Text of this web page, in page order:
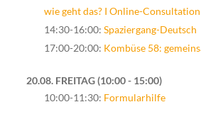
wie geht das? I Online-
14:30-16:00: Spaziergang-Deutsch
17:00-20:00: Kombüse 58:
20.08. FREITAG 10:00 - 15:00
10:00-11:30: Formularhilfe